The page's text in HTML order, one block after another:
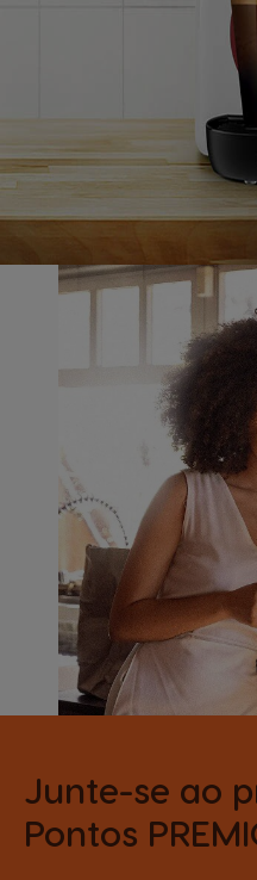
Junte-se ao
Pontos